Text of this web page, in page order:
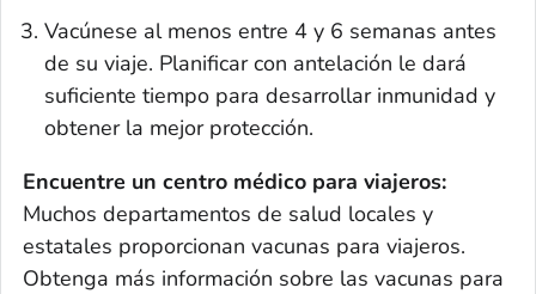
Vacúnese al menos entre 4 y 6 semanas antes
de su viaje. Planificar con antelación le dará
suficiente tiempo para desarrollar inmunidad y
obtener la mejor protección.
Encuentre un centro médico para viajeros:
Muchos departamentos de salud locales y
estatales proporcionan vacunas para viajeros.
Obtenga más información sobre las vacunas para